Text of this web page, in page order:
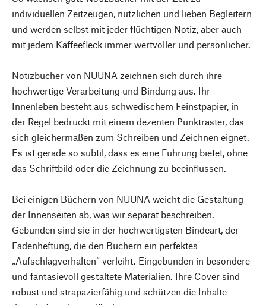
individuellen Zeitzeugen, nützlichen und lieben Begleitern
und werden selbst mit jeder flüchtigen Notiz, aber auch
mit jedem Kaffeefleck immer wertvoller und persönlicher.
Notizbücher von NUUNA zeichnen sich durch ihre
hochwertige Verarbeitung und Bindung aus. Ihr
Innenleben besteht aus schwedischem Feinstpapier, in
der Regel bedruckt mit einem dezenten Punktraster, das
sich gleichermaßen zum Schreiben und Zeichnen eignet.
Es ist gerade so subtil, dass es eine Führung bietet, ohne
das Schriftbild oder die Zeichnung zu beeinflussen.
Bei einigen Büchern von NUUNA weicht die Gestaltung
der Innenseiten ab, was wir separat beschreiben.
Gebunden sind sie in der hochwertigsten Bindeart, der
Fadenheftung, die den Büchern ein perfektes
„Aufschlagverhalten“ verleiht. Eingebunden in besondere
und fantasievoll gestaltete Materialien. Ihre Cover sind
robust und strapazierfähig und schützen die Inhalte